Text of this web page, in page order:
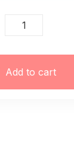
Szorty
stanem
–
Add to cart